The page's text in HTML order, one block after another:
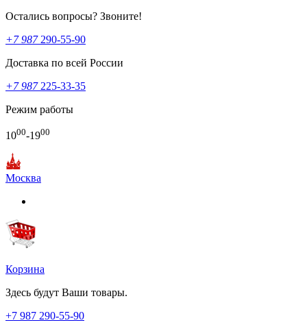
Остались вопросы? Звоните!
+7 987290-55-90
Доставка по всей России
+7 987225-33-35
Режим работы
1000-1900
Москва
Корзина
Здесь будут Ваши товары.
+7 987 290-55-90